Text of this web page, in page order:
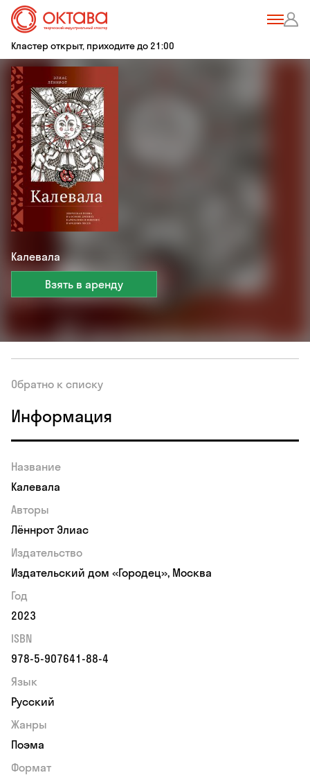
Кластер открыт, приходите до 21:00
Калевала
Взять в аренду
Обратно к списку
Информация
Название
Калевала
Авторы
Лённрот Элиас
Издательство
Издательский дом «Городец», Москва
Год
2023
ISBN
978-5-907641-88-4
Язык
Русский
Жанры
Поэма
Формат